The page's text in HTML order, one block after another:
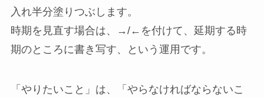
入れ半分塗りつぶします。
時期を見直す場合は、→/←を付けて、延期する時
期のところに書き写す、という運用です。
「やりたいこと」は、「やらなければならないこ